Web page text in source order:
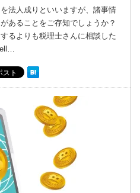
法人成りといいますが、諸事情
あることをご存知でしょうか？
るよりも税理士さんに相談した